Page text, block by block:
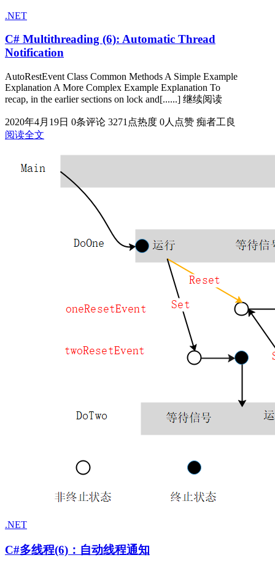
.NET
C# Multithreading (6): Automatic Thread
Notification
AutoRestEvent Class Common Methods A Simple Example
Explanation A More Complex Example Explanation To
recap, in the earlier sections on lock and[......] 继续阅读
2020年4月19日 0条评论 3271点热度 0人点赞 痴者工良
阅读全文
.NET
C#多线程(6)：自动线程通知